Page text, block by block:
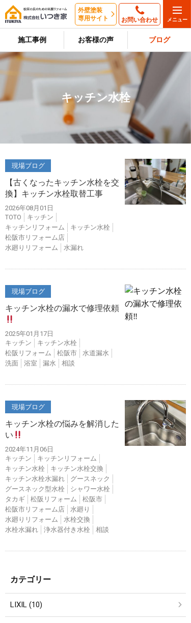
外壁塗装
専用サイト
お問い合わせ
施工事例 お客様の声 ブログ
キッチン水栓
現場ブログ
【古くなったキッチン水栓を交
換】キッチン水栓取替工事
2026年08月01日
TOTO
キッチン
キッチンリフォーム
キッチン水栓
松阪市リフォーム店
水廻りリフォーム
水漏れ
現場ブログ
キッチン水栓の漏水で修理依頼
2025年01月17日
キッチン
キッチン水栓
松阪リフォーム
松阪市
水道漏水
洗面
浴室 漏水 相談
現場ブログ
キッチン水栓の悩みを解消した
い
2024年11月06日
キッチン
キッチンリフォーム
キッチン水栓
キッチン水栓交換
キッチン水栓水漏れ
グースネック
グースネック型水栓
シャワー水栓
タカギ
松阪リフォーム
松阪市
松阪市リフォーム店
水廻り
水廻りリフォーム
水栓交換
水栓水漏れ
浄水器付き水栓 相談
カテゴリー
LIXIL (10)